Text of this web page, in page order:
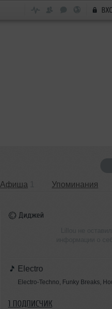
Афиша Упоминания
Диджей
Electro
Electro-Techno, Funky Breaks,
1 ПОДПИСЧИК